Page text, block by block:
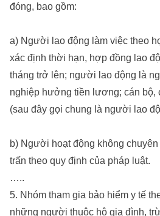
đóng, bao gồm:
a) Người lao động làm việc theo
xác định thời hạn, hợp đồng lao
tháng trở lên; người lao động là
nghiệp hưởng tiền lương; cán bộ,
(sau đây gọi chung là người lao
b) Người hoạt động không
trấn theo quy định của pháp luật.
…..
5. Nhóm tham gia bảo hiểm y tế
những người thuộc hộ gia đình,